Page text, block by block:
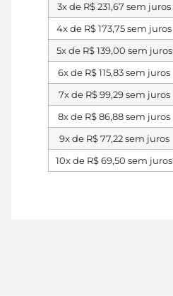
3x de R$231,67 sem juros
4x de R$173,75sem juros
5x de R$139,00 sem juros
6x de R$115,83sem juros
7x de R$99,29sem juros
8x de R$86,88sem juros
9x de R$77,22sem juros
10x de R$69,50 sem juros